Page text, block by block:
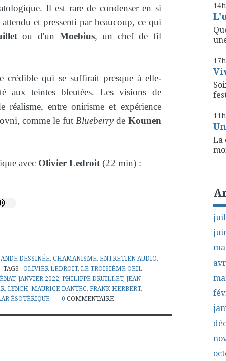
Il est rare de condenser en si
et pressenti par beaucoup, ce qui
ou d'un Moebius, un chef de fil
crédible qui se suffirait presque à elle-
aux teintes bleutées. Les visions de
réalisme, entre onirisme et expérience
comme le fut Blueberryde Kounen
avec Olivier Ledroit (22 min) :
DESSINÉE,CHAMANISME,ENTRETIEN AUDIO,
TAGS : OLIVIER LEDROIT, LE TROISIÈME OEIL -
, JANVIER 2022, PHILIPPE DRUILLET, JEAN-
, LYNCH, MAURICE DANTEC, FRANK HERBERT,
ÉSOTÉRIQUE
0 COMMENTAIRE
La